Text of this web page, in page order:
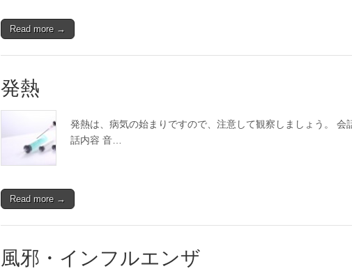
Read more →
発熱
発熱は、病気の始まりですので、注意して観察しましょう。 会
話内容 音…
Read more →
風邪・インフルエンザ